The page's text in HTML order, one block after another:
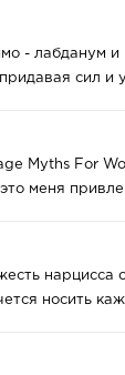
- лабданум и
сил и
Myths For
меня
носить